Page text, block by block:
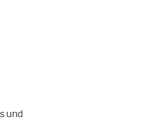
und